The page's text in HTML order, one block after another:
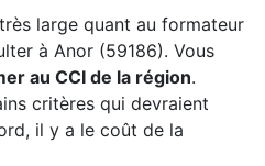
large quant au formateur
à Anor (59186). Vous
au CCI de la région.
critères qui devraient
il y a le coût de la